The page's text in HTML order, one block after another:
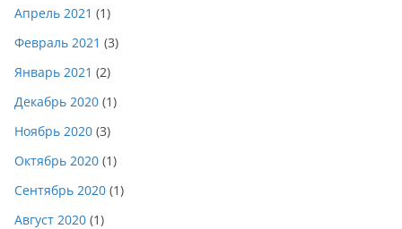
Апрель 2021 (1)
Февраль 2021 (3)
Январь 2021 (2)
Декабрь 2020 (1)
Ноябрь 2020 (3)
Октябрь 2020 (1)
Сентябрь 2020 (1)
Август 2020 (1)